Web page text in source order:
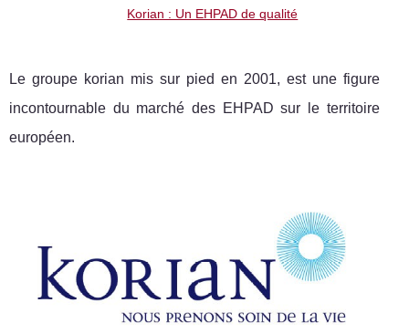
Korian : Un EHPAD de qualité
Le groupe korian mis sur pied en 2001, est une figure
incontournable du marché des EHPAD sur le territoire
européen.